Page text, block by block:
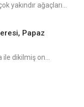
yakındır ağaçları...
Papaz
ile dikilmiş on...